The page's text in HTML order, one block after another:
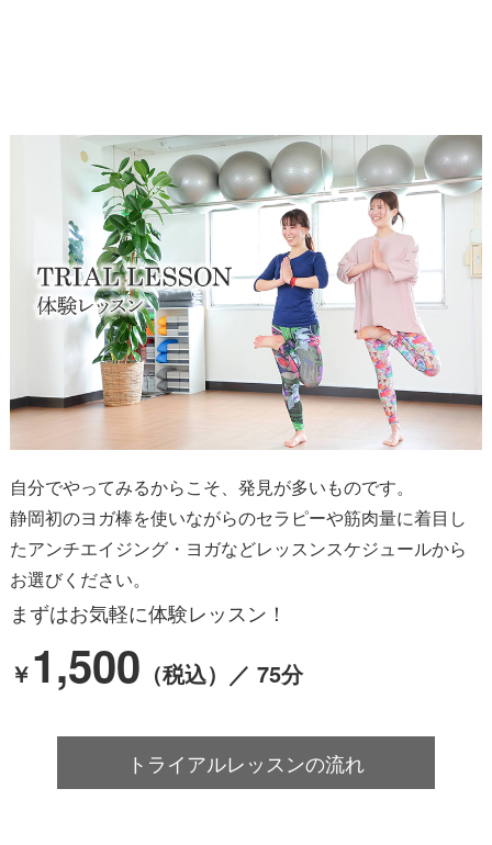
自分でやってみるからこそ、発見が多いものです。
静岡初のヨガ棒を使いながらのセラピーや筋肉量に着目し
たアンチエイジング・ヨガなどレッスンスケジュールから
お選びください。
まずはお気軽に体験レッスン！
￥1,500 （税込）／ 75分
トライアルレッスンの流れ